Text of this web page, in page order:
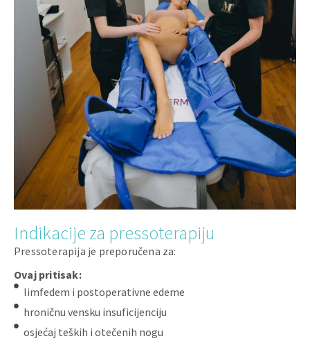
Indikacije za pressoterapiju
Pressoterapija je preporučena za:
Ovaj pritisak:
limfedem i postoperativne edeme
hroničnu vensku insuficijenciju
osjećaj teških i otečenih nogu